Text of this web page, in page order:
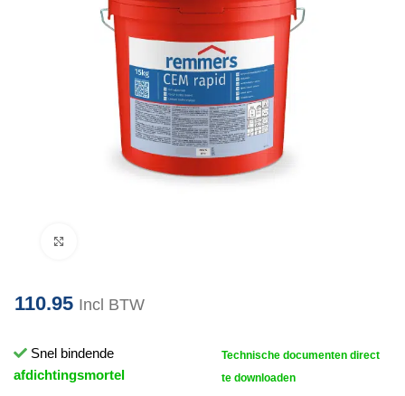
110.95 Incl BTW
Snel bindende
afdichtingsmortel
Technische documenten direct
te downloaden